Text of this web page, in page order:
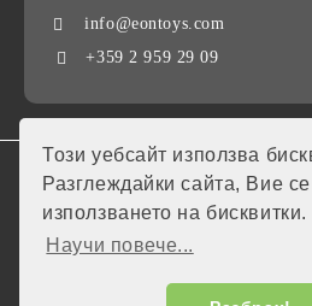
Този уебсайт използва
Разглеждайки сайта, Вие
използването на бисквитки.
Научи повече...
info@eontoys.com
+359 2 959 29 09
GDPR
Нашият онлайн магазин е